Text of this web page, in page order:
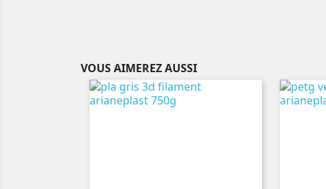
VOUS AIMEREZ AUSSI